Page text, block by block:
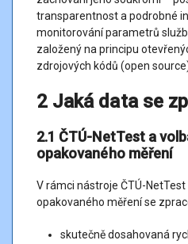
Certifikované měření lze
prohlížeče (Chrome, Edge,
uživatelském zařízení (tj.
aktualizovaným operačním
prohlížečem.
vždy připojeno k
metalickým (min. Cat. 5e)
Výkon uživatelského zařízení,
měření rychlostí vyšších něž
systém, který využívá
Z povahy měřicích nástrojů
transparentnost a podrobné
monitorování parametrů
založený na principu
zdrojových kódů (open
2 Jaká data se
2.1 ČTÚ-NetTest a
opakovaného měření
V rámci nástroje ČTÚ-
opakovaného měření se
skutečně dosahovaná